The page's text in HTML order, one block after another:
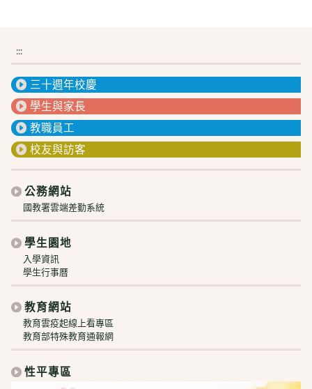
:::
三十週年校慶
學生與家長
教職員工
校友與訪客
公務網站
國教署雲端差勤系統
學生園地
入學資訊
學生行事曆
教育網站
教育雲疫起線上看專區
教育部特殊教育通報網
性平專區